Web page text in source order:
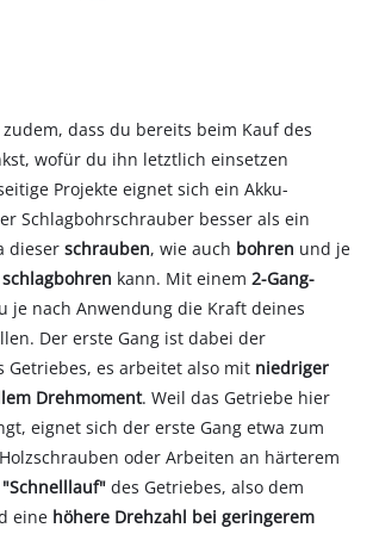
dass du bereits beim Kauf des
wofür du ihn letztlich einsetzen
Projekte eignet sich ein Akku-
Schlagbohrschrauber besser als ein
dieserschrauben, wie auch bohren und je
schlagbohren kann. Mit einem 2-Gang-
je nach Anwendung die Kraft deines
Der erste Gang ist dabei der
Getriebes, es arbeitet also mit niedriger
Drehmoment. Weil das Getriebe hier
eignet sich der erste Gang etwa zum
oder Arbeiten an härterem
"Schnelllauf" des Getriebes, also dem
eine höhere Drehzahl bei geringerem